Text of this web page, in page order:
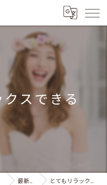
スできる
最新情報 とてもリラックスできる